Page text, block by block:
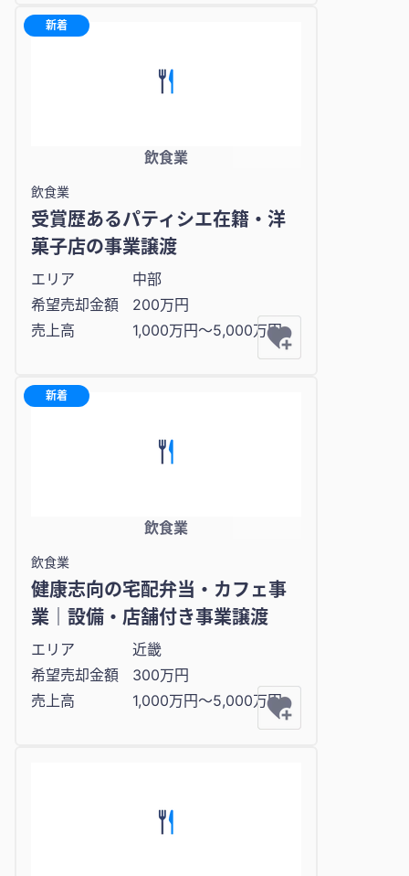
新着
飲食業
飲食業
受賞歴あるパティシエ在籍・洋
菓子店の事業譲渡
エリア
中部
希望売却金額
200万円
売上高
1,000万円〜5,000万円
新着
飲食業
飲食業
健康志向の宅配弁当・カフェ事
業｜設備・店舗付き事業譲渡
エリア
近畿
希望売却金額
300万円
売上高
1,000万円〜5,000万円